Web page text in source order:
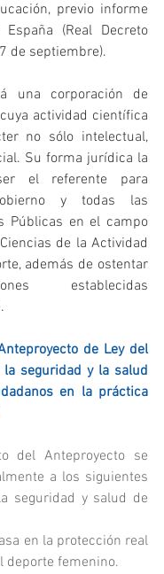
previo informe
(Real Decreto
de septiembre).
una corporación de
actividad científica
no sólo intelectual,
Su forma jurídica la
el referente para
y todas las
Públicas en el campo
de la Actividad
además de ostentar
establecidas
de Ley del
la seguridad y la salud
en la práctica
del Anteproyecto se
a los siguientes
seguridad y salud de
en la protección real
deporte femenino.